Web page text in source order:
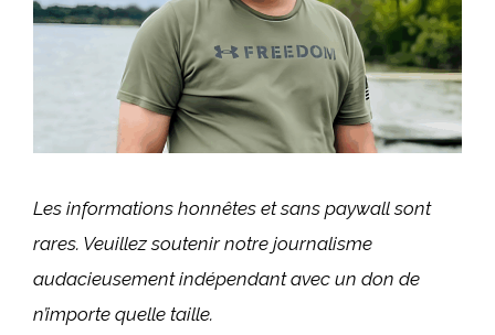
Les informations honnêtes et sans paywall sont
rares. Veuillez soutenir notre journalisme
audacieusement indépendant avec un don de
n’importe quelle taille.